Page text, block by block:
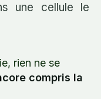
une cellule le
rien ne se
compris la